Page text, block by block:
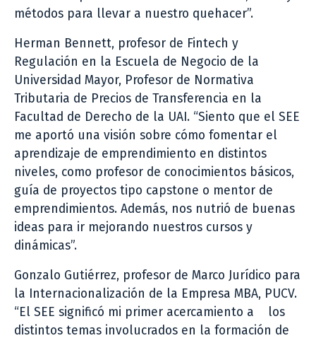
métodos para llevar a nuestro quehacer”.
Herman Bennett, profesor de Fintech y
Regulación en la Escuela de Negocio de la
Universidad Mayor, Profesor de Normativa
Tributaria de Precios de Transferencia en la
Facultad de Derecho de la UAI. “Siento que el SEE
me aportó una visión sobre cómo fomentar el
aprendizaje de emprendimiento en distintos
niveles, como profesor de conocimientos básicos,
guía de proyectos tipo capstone o mentor de
emprendimientos. Además, nos nutrió de buenas
ideas para ir mejorando nuestros cursos y
dinámicas”.
Gonzalo Gutiérrez, profesor de Marco Jurídico para
la Internacionalización de la Empresa MBA, PUCV.
“El SEE significó mi primer acercamiento a los
distintos temas involucrados en la formación de